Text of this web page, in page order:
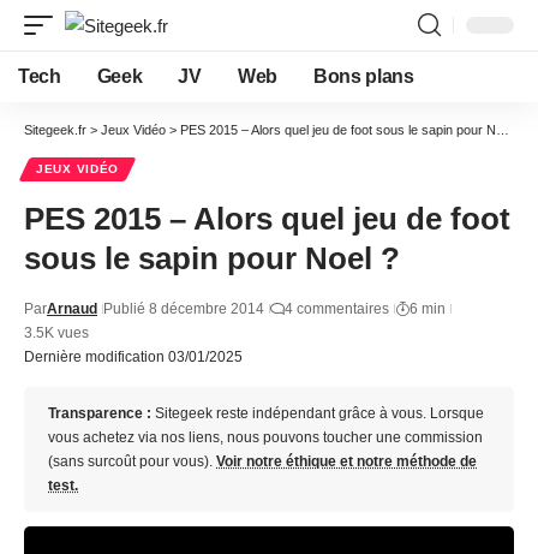
Tech Geek JV Web Bons plans
Sitegeek.fr > Jeux Vidéo > PES 2015 – Alors quel jeu de foot sous le sapin pour Noel ?
JEUX VIDÉO
PES 2015 – Alors quel jeu de foot
sous le sapin pour Noel ?
Dernière modification 03/01/2025
ParArnaud Publié 8 décembre 2014 4 commentaires
6 min
3.5K vues
Transparence : Sitegeek reste indépendant grâce à vous. Lorsque
vous achetez via nos liens, nous pouvons toucher une commission
(sans surcoût pour vous). Voir notre éthique et notre méthode de
test.